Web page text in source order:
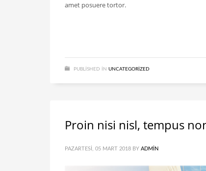
amet posuere tortor.
PUBLISHED IN UNCATEGORIZED
Proin nisi nisl, tempus
PAZARTESI, 05 MART 2018 BY ADMIN